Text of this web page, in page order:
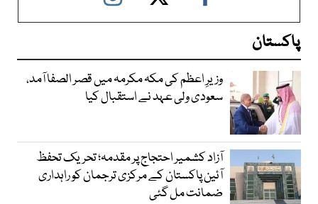
پاکستان
وزیرِ اعظم کی مکہ مکرمہ میں قصر الصفا آمد،
سعودی ولی عہد نے استقبال کیا
آزاد کشمیر احتجاج پر مقدمہ؛ تحریک تحفظ
آئین پاکستان کے مرکزی ترجمان کو راہداری
ضمانت مل گئی